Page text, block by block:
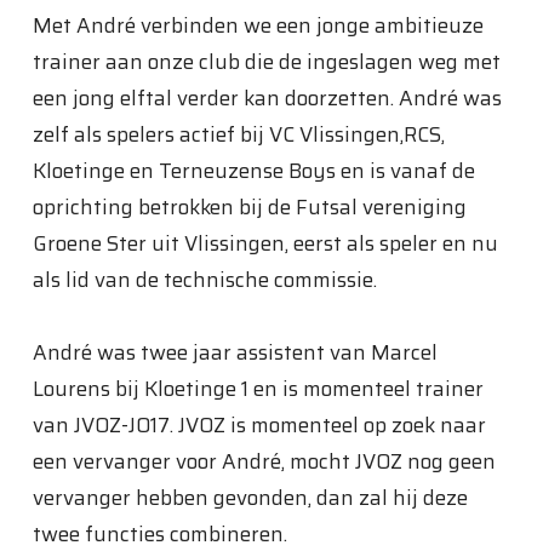
Met André verbinden we een jonge ambitieuze
trainer aan onze club die de ingeslagen weg met
een jong elftal verder kan doorzetten. André was
zelf als spelers actief bij VC Vlissingen,RCS,
Kloetinge en Terneuzense Boys en is vanaf de
oprichting betrokken bij de Futsal vereniging
Groene Ster uit Vlissingen, eerst als speler en nu
als lid van de technische commissie.
André was twee jaar assistent van Marcel
Lourens bij Kloetinge 1 en is momenteel trainer
van JVOZ-JO17. JVOZ is momenteel op zoek naar
een vervanger voor André, mocht JVOZ nog geen
vervanger hebben gevonden, dan zal hij deze
twee functies combineren.